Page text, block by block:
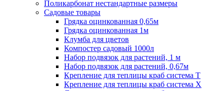
Поликарбонат нестандартные размеры
Садовые товары
Грядка оцинкованная 0,65м
Грядка оцинкованная 1м
Клумба для цветов
Компостер садовый 1000л
Набор подвязок для растений, 1 м
Набор подвязок для растений, 0,67м
Крепление для теплицы краб система Т
Крепление для теплицы краб система Х